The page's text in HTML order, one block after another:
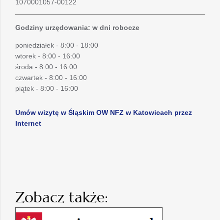
1070001057-00122
Godziny urzędowania: w dni robocze
poniedziałek - 8:00 - 18:00
wtorek - 8:00 - 16:00
środa - 8:00 - 16:00
czwartek - 8:00 - 16:00
piątek - 8:00 - 16:00
Umów wizytę w Śląskim OW NFZ w Katowicach przez
Internet
Zobacz także: